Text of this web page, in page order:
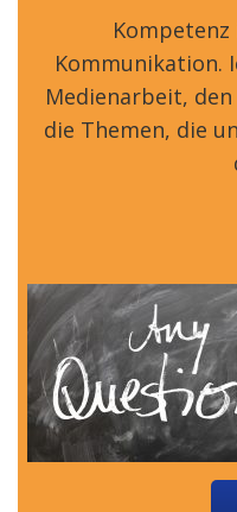
Kommunikation.
Medienarbeit,
die Themen, die